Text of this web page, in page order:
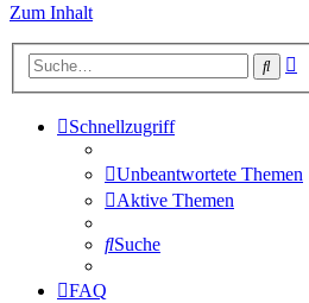
Zum Inhalt
Suche
Schnellzugriff
Unbeantwortete Themen
Aktive Themen
Suche
FAQ